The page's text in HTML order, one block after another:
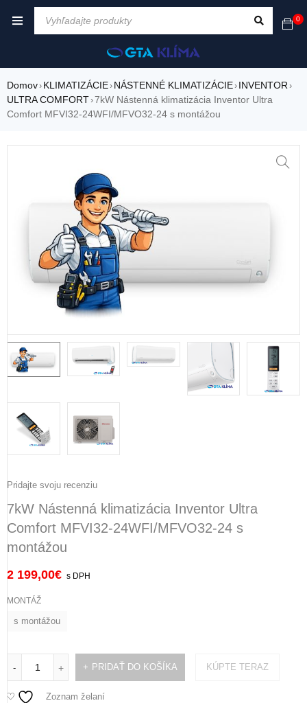
0
Domov› KLIMATIZÁCIE› NÁSTENNÉ KLIMATIZÁCIE› INVENTOR ›
ULTRA COMFORT›7kW Nástenná klimatizácia Inventor Ultra
Comfort MFVI32-24WFI/MFVO32-24 s montážou
Pridajte svoju recenziu
7kW Nástenná klimatizácia Inventor Ultra
Comfort MFVI32-24WFI/MFVO32-24 s
montážou
2 199,00€ s DPH
MONTÁŽ
s montážou
- + PRIDAŤ DO KOŠÍKA KÚPTE TERAZ
Zoznam želaní